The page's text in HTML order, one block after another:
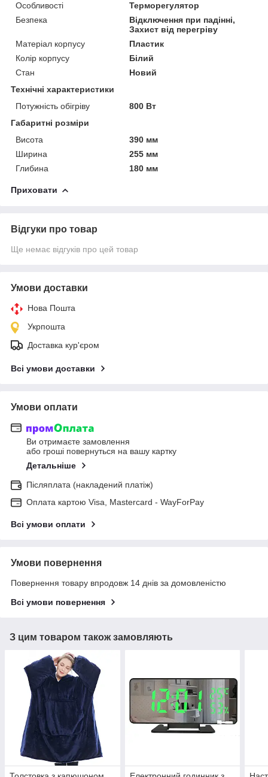
Особливості
Терморегулятор
Безпека
Відключення при падінні,
Захист від перегріву
Матеріал корпусу
Пластик
Колір корпусу
Білий
Стан
Новий
Технічні характеристики
Потужність обігріву
800 Вт
Габаритні розміри
Висота
390 мм
Ширина
255 мм
Глибина
180 мм
Приховати
Відгуки про товар
Ще немає відгуків про цей товар
Умови доставки
Нова Пошта
Укрпошта
Доставка кур'єром
Всі умови доставки
Умови оплати
Ви отримаєте замовлення
або гроші повернуться на вашу картку
Детальніше
Післяплата (накладений платіж)
Оплата картою Visa, Mastercard - WayForPay
Всі умови оплати
Умови повернення
Повернення товару впродовж 14 днів за домовленістю
Всі умови повернення
З цим товаром також замовляють